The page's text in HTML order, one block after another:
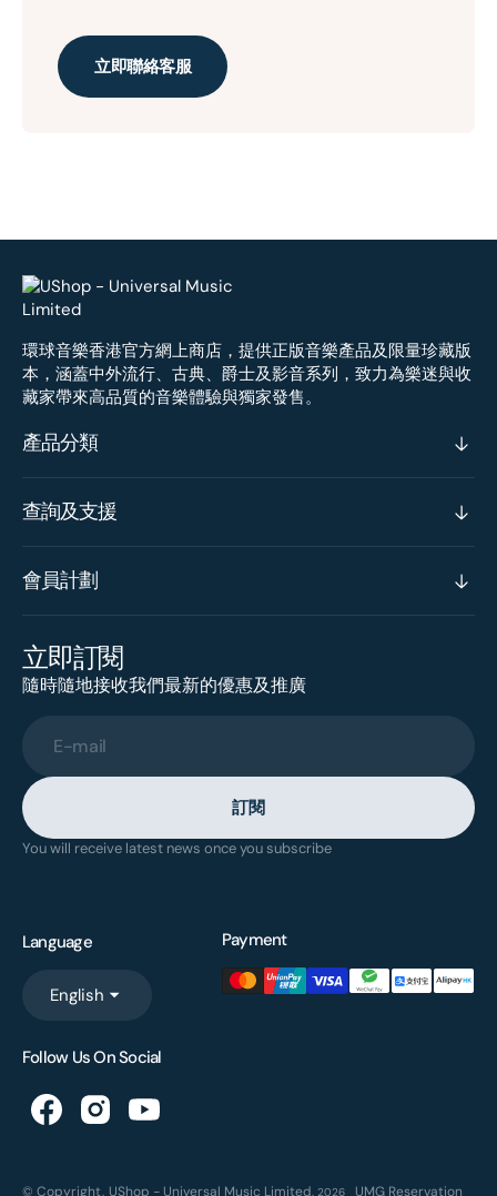
立即聯絡客服
環球音樂香港官方網上商店，提供正版音樂產品及限量珍藏版
本，涵蓋中外流行、古典、爵士及影音系列，致力為樂迷與收
藏家帶來高品質的音樂體驗與獨家發售。
產品分類
查詢及支援
會員計劃
立即訂閱
隨時隨地接收我們最新的優惠及推廣
E-mail
訂閱
You will receive latest news once you subscribe
Language
English
Payment
Follow Us On Social
© Copyright, UShop - Universal Music Limited, 2026 UMG Reservation